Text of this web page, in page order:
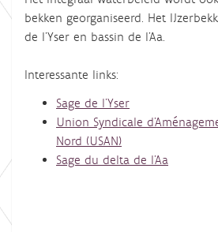
bekken georganiseerd. Het
de l'Yser en bassin de l'Aa.
Interessante links:
Sage de l'Yser
Union Syndicale
Nord (USAN)
Sage du delta de l'Aa